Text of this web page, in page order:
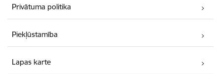
Privātuma politika
Piekļūstamība
Lapas karte